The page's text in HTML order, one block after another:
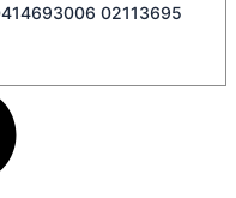
02113695